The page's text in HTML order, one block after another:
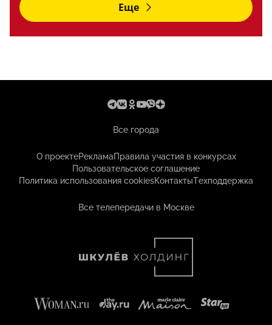
Еще
Все города
О проектеРекламаПравила участия в конкурсах
Пользовательское соглашение
Политика использования cookiesКонтактыТехподдержка
Все телепередачи в Москве